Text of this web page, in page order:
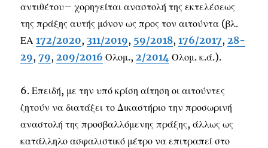
αντιθέτου– χορηγείται αναστολή της εκτελέσεως
της πράξης αυτής μόνον ως προς τον αιτούντα (βλ.
ΕΑ172/2020, 311/2019, 59/2018,176/2017,28-
29,79,209/2016 Ολομ.,2/2014 Ολομ. κ.ά.).
6. Επειδή, με την υπό κρίση αίτηση οι αιτούντες
ζητούν να διατάξει το Δικαστήριο την προσωρινή
αναστολή της προσβαλλόμενης πράξης, άλλως ως
κατάλληλο ασφαλιστικό μέτρο να επιτραπεί στο